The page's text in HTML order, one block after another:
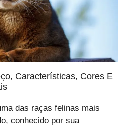
Características, Cores E
das raças felinas mais
conhecido por sua